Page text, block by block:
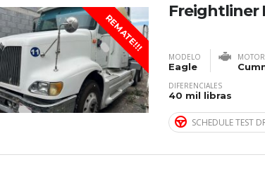
REMATE!!!
Freightliner
MODELO
Eagle
MOTOR
DIFERENCIALES
40 mil libras
SCHEDULE TEST